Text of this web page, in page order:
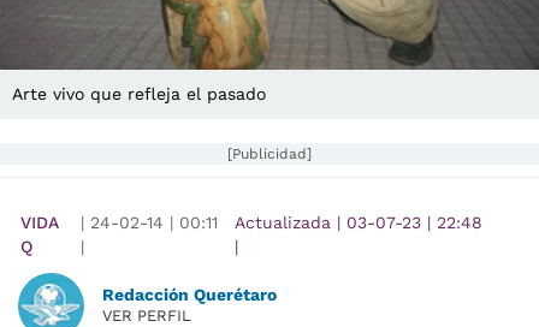
Arte vivo que refleja el pasado
[Publicidad]
VIDA
Q
| 24-02-14 | 00:11
|
Actualizada | 03-07-23 | 22:48
|
Redacción Querétaro
VER PERFIL